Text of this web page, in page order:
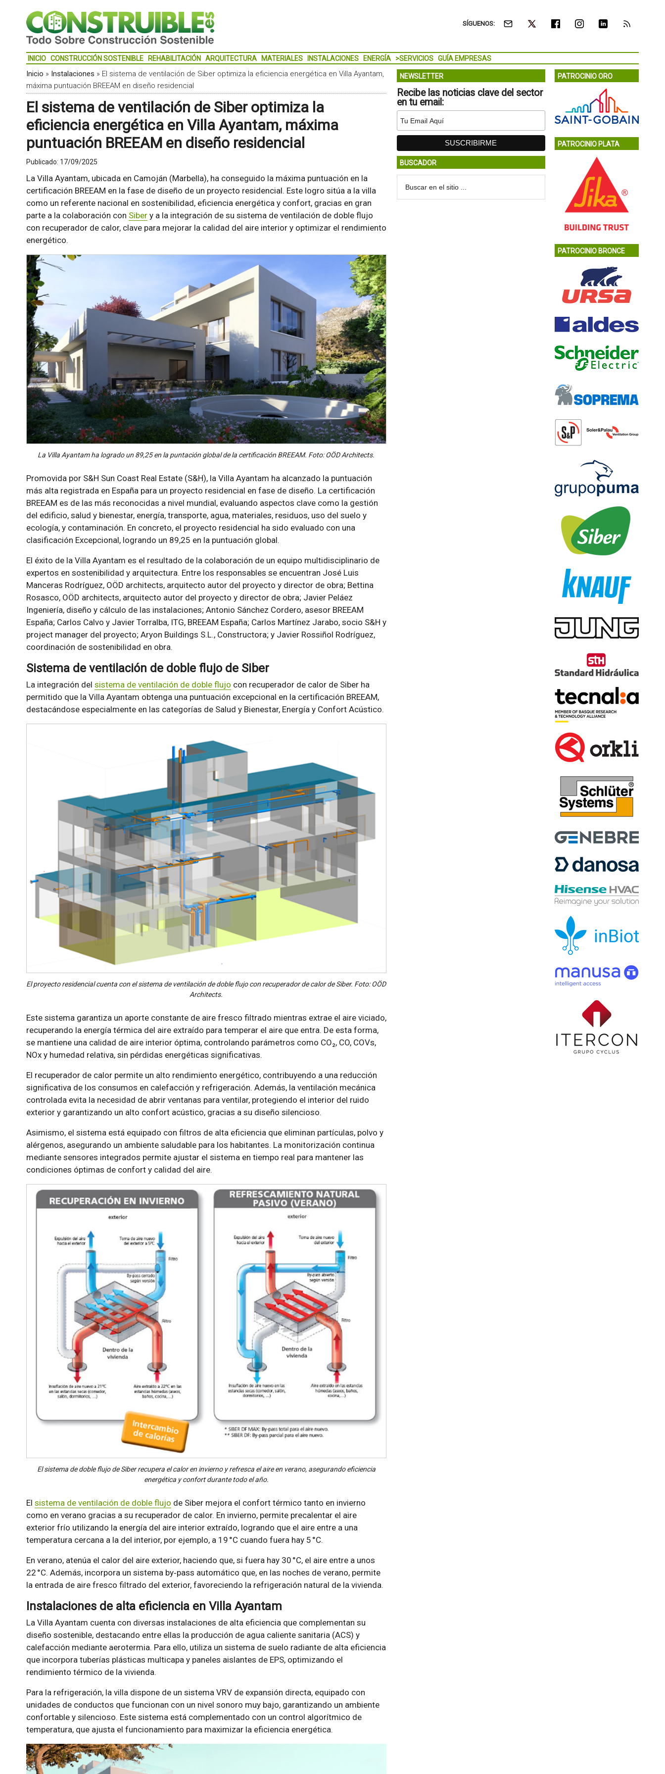
SÍGUENOS:
INICIO CONSTRUCCIÓN SOSTENIBLE REHABILITACIÓN ARQUITECTURA MATERIALES INSTALACIONES ENERGÍA >SERVICIOS GUÍA EMPRESAS
Inicio » Instalaciones » El sistema de ventilación de Siber optimiza la eficiencia energética en Villa Ayantam,
máxima puntuación BREEAM en diseño residencial
El sistema de ventilación de Siber optimiza la
eficiencia energética en Villa Ayantam, máxima
puntuación BREEAM en diseño residencial
Publicado: 17/09/2025
La Villa Ayantam, ubicada en Camoján (Marbella), ha conseguido la máxima puntuación en la
certificación BREEAM en la fase de diseño de un proyecto residencial. Este logro sitúa a la villa
como un referente nacional en sostenibilidad, eficiencia energética y confort, gracias en gran
parte a la colaboración con Sibery a la integración de su sistema de ventilación de doble flujo
con recuperador de calor, clave para mejorar la calidad del aire interior y optimizar el rendimiento
energético.
La Villa Ayantam ha logrado un 89,25 en la puntación global de la certificación BREEAM. Foto: OÖD Architects.
Promovida por S&H Sun Coast Real Estate (S&H), la Villa Ayantam ha alcanzado la puntuación
más alta registrada en España para un proyecto residencial en fase de diseño. La certificación
BREEAM es de las más reconocidas a nivel mundial, evaluando aspectos clave como la gestión
del edificio, salud y bienestar, energía, transporte, agua, materiales, residuos, uso del suelo y
ecología, y contaminación. En concreto, el proyecto residencial ha sido evaluado con una
clasificación Excepcional, logrando un 89,25 en la puntuación global.
El éxito de la Villa Ayantam es el resultado de la colaboración de un equipo multidisciplinario de
expertos en sostenibilidad y arquitectura. Entre los responsables se encuentran José Luis
Manceras Rodríguez, OÖD architects, arquitecto autor del proyecto y director de obra; Bettina
Rosasco, OÖD architects, arquitecto autor del proyecto y director de obra; Javier Peláez
Ingeniería, diseño y cálculo de las instalaciones; Antonio Sánchez Cordero, asesor BREEAM
España; Carlos Calvo y Javier Torralba, ITG, BREEAM España; Carlos Martínez Jarabo, socio S&H y
project manager del proyecto; Aryon Buildings S.L., Constructora; y Javier Rossiñol Rodríguez,
coordinación de sostenibilidad en obra.
Sistema de ventilación de doble flujo de Siber
La integración del sistema de ventilación de doble flujo con recuperador de calor de Siber ha
permitido que la Villa Ayantam obtenga una puntuación excepcional en la certificación BREEAM,
destacándose especialmente en las categorías de Salud y Bienestar, Energía y Confort Acústico.
El proyecto residencial cuenta con el sistema de ventilación de doble flujo con recuperador de calor de Siber. Foto: OÖD
Architects.
Este sistema garantiza un aporte constante de aire fresco filtrado mientras extrae el aire viciado,
recuperando la energía térmica del aire extraído para temperar el aire que entra. De esta forma,
se mantiene una calidad de aire interior óptima, controlando parámetros como CO₂, CO, COVs,
NOx y humedad relativa, sin pérdidas energéticas significativas.
El recuperador de calor permite un alto rendimiento energético, contribuyendo a una reducción
significativa de los consumos en calefacción y refrigeración. Además, la ventilación mecánica
controlada evita la necesidad de abrir ventanas para ventilar, protegiendo el interior del ruido
exterior y garantizando un alto confort acústico, gracias a su diseño silencioso.
Asimismo, el sistema está equipado con filtros de alta eficiencia que eliminan partículas, polvo y
alérgenos, asegurando un ambiente saludable para los habitantes. La monitorización continua
mediante sensores integrados permite ajustar el sistema en tiempo real para mantener las
condiciones óptimas de confort y calidad del aire.
El sistema de doble flujo de Siber recupera el calor en invierno y refresca el aire en verano, asegurando eficiencia
energética y confort durante todo el año.
El sistema de ventilación de doble flujo de Siber mejora el confort térmico tanto en invierno
como en verano gracias a su recuperador de calor. En invierno, permite precalentar el aire
exterior frío utilizando la energía del aire interior extraído, logrando que el aire entre a una
temperatura cercana a la del interior, por ejemplo, a 19 °C cuando fuera hay 5 °C.
En verano, atenúa el calor del aire exterior, haciendo que, si fuera hay 30 °C, el aire entre a unos
22 °C. Además, incorpora un sistema by‑pass automático que, en las noches de verano, permite
la entrada de aire fresco filtrado del exterior, favoreciendo la refrigeración natural de la vivienda.
Instalaciones de alta eficiencia en Villa Ayantam
La Villa Ayantam cuenta con diversas instalaciones de alta eficiencia que complementan su
diseño sostenible, destacando entre ellas la producción de agua caliente sanitaria (ACS) y
calefacción mediante aerotermia. Para ello, utiliza un sistema de suelo radiante de alta eficiencia
que incorpora tuberías plásticas multicapa y paneles aislantes de EPS, optimizando el
rendimiento térmico de la vivienda.
Para la refrigeración, la villa dispone de un sistema VRV de expansión directa, equipado con
unidades de conductos que funcionan con un nivel sonoro muy bajo, garantizando un ambiente
confortable y silencioso. Este sistema está complementado con un control algorítmico de
temperatura, que ajusta el funcionamiento para maximizar la eficiencia energética.
NEWSLETTER
Recibe las noticias clave del sector
en tu email:
BUSCADOR
PATROCINIO ORO
PATROCINIO PLATA
PATROCINIO BRONCE